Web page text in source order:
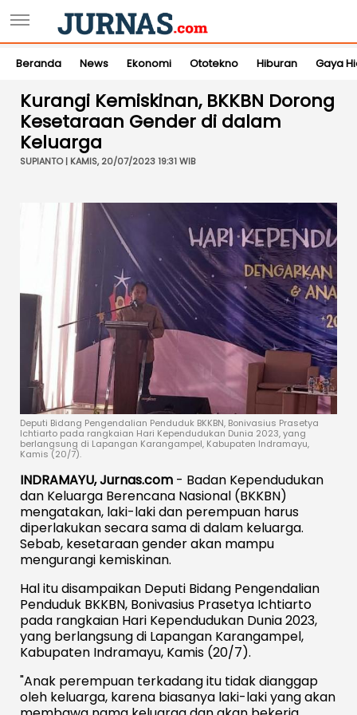
Beranda News Ekonomi Ototekno Hiburan Gaya
Kurangi Kemiskinan, BKKBN Dorong
Kesetaraan Gender di dalam
Keluarga
SUPIANTO | KAMIS, 20/07/2023 19:31 WIB
Deputi Bidang Pengendalian Penduduk BKKBN, Bonivasius Prasetya
Ichtiarto pada rangkaian Hari Kependudukan Dunia 2023, yang
berlangsung di Lapangan Karangampel, Kabupaten Indramayu,
Kamis (20/7).
INDRAMAYU, Jurnas.com - Badan Kependudukan
dan Keluarga Berencana Nasional (BKKBN)
mengatakan, laki-laki dan perempuan harus
diperlakukan secara sama di dalam keluarga.
Sebab, kesetaraan gender akan mampu
mengurangi kemiskinan.
Hal itu disampaikan Deputi Bidang Pengendalian
Penduduk BKKBN, Bonivasius Prasetya Ichtiarto
pada rangkaian Hari Kependudukan Dunia 2023,
yang berlangsung di Lapangan Karangampel,
Kabupaten Indramayu, Kamis (20/7).
"Anak perempuan terkadang itu tidak dianggap
oleh keluarga, karena biasanya laki-laki yang akan